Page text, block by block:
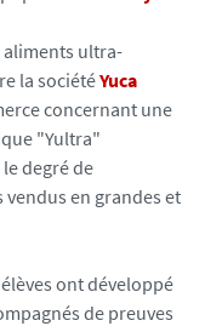
ultra-
la sociétéYuca
concernant une
"Yultra"
degré de
en grandes et
ont développé
de preuves